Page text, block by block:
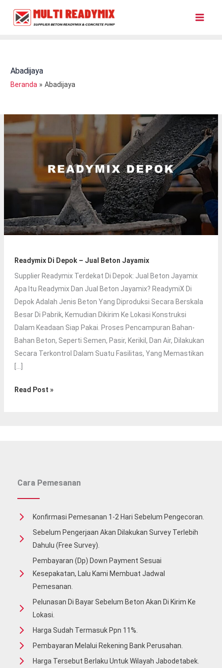
Abadijaya
Beranda Abadijaya
Readymix Di Depok – Jual Beton Jayamix
Supplier Readymix Terdekat Di Depok: Jual Beton Jayamix
Apa Itu Readymix Dan Jual Beton Jayamix? ReadymiX Di
Depok Adalah Jenis Beton Yang Diproduksi Secara Berskala
Besar Di Pabrik, Kemudian Dikirim Ke Lokasi Konstruksi
Dalam Keadaan Siap Pakai. Proses Pencampuran Bahan-
Bahan Beton, Seperti Semen, Pasir, Kerikil, Dan Air, Dilakukan
Secara Terkontrol Dalam Suatu Fasilitas, Yang Memastikan
Readymix
Read Post »
Cara Pemesanan
Konfirmasi Pemesanan 1-2 Hari Sebelum Pengecoran.
Sebelum Pengerjaan Akan Dilakukan Survey Terlebih
Dahulu (free Survey).
Pembayaran (Dp) Down Payment Sesuai
Kesepakatan, Lalu Kami Membuat Jadwal
Pemesanan.
Pelunasan Di Bayar Sebelum Beton Akan Di Kirim Ke
Lokasi.
Harga Sudah Termasuk Ppn 11%.
Pembayaran Melalui Rekening Bank Perusahan.
Harga Tersebut Berlaku Untuk Wilayah Jabodetabek.